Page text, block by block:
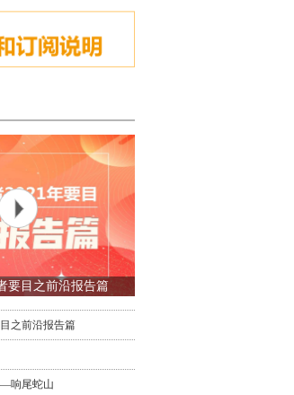
要目之前沿报告篇
之前沿报告篇
响尾蛇山